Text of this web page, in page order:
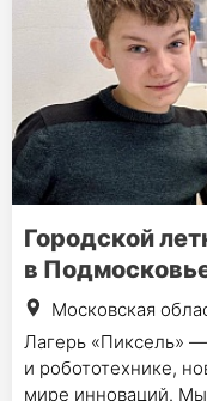
Городской
в
Московская
Лагерь «Пиксель»
и робототехнике,
мире инноваций.